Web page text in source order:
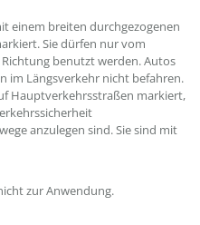
einem breiten durchgezogenen
Sie dürfen nur vom
benutzt werden. Autos
im Längsverkehr nicht befahren.
Hauptverkehrsstraßen markiert,
anzulegen sind. Sie sind mit
zur Anwendung.